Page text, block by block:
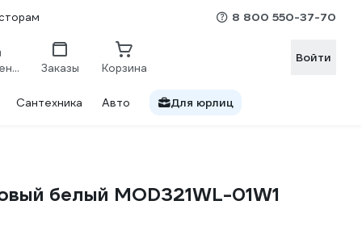
8 800 550-37-70
Сравнение Заказы Корзина
Войти
Сантехника Авто Для юрлиц
белый MOD321WL-01W1